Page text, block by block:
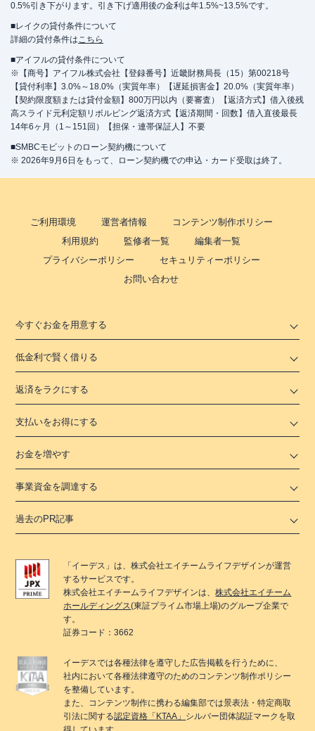
0.5%引き下がります。引き下げ適用後の金利は年1.5%~13.5%です。
■レイクの貸付条件について
詳細の貸付条件はこちら
■アイフルの貸付条件について
※【商号】アイフル株式会社【登録番号】近畿財務局長（15）第00218号
【貸付利率】3.0%～18.0%（実質年率）【遅延損害金】20.0%（実質年率）
【契約限度額または貸付金額】800万円以内（要審査）【返済方式】借入後残
高スライド元利定額リボルビング返済方式【返済期間・回数】借入直後最長
14年6ヶ月（1～151回）【担保・連帯保証人】不要
■SMBCモビットのローン契約機について
※ 2026年9月6日をもって、ローン契約機での申込・カード受取は終了。
ご利用環境 運営者情報
コンテンツ制作ポリシー
利用規約
監修者一覧
編集者一覧
プライバシーポリシー
セキュリティーポリシー
お問い合わせ
今すぐお金を用意する
低金利で賢く借りる
返済をラクにする
支払いをお得にする
お金を増やす
事業資金を調達する
過去のPR記事
「 イーデス 」は、株式会社エイチームライフデザインが運営
するサービスです。
株式会社エイチームライフデザインは、株式会社エイチーム
ホールディングス(東証プライム市場上場)のグループ企業で
す。
証券コード：3662
イーデスでは各種法律を遵守した広告掲載を行うために、
社内において各種法律遵守のためのコンテンツ制作ポリシー
を整備しています。
また、コンテンツ制作に携わる編集部では景表法・特定商取
引法に関する認定資格「KTAA」 シルバー団体認証マークを取